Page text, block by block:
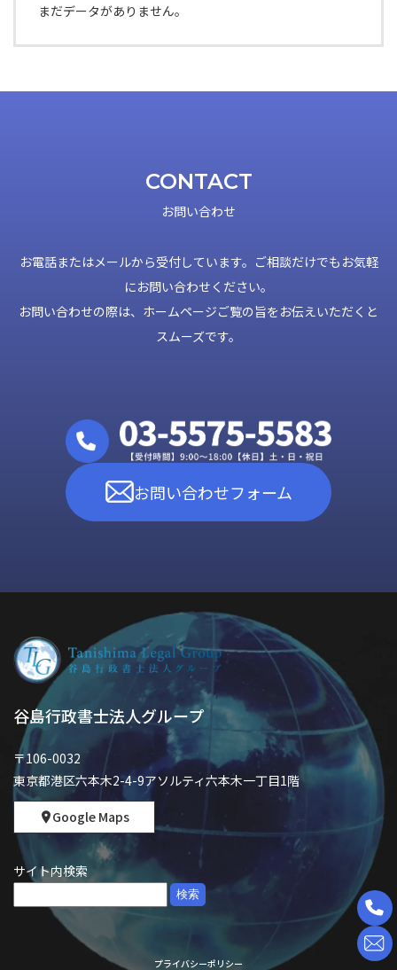
まだデータがありません。
CONTACT
お問い合わせ
お電話またはメールから受付しています。ご相談だけでもお気軽
にお問い合わせください。
お問い合わせの際は、ホームページご覧の旨をお伝えいただくと
スムーズです。
お問い合わせフォーム
谷島行政書士法人グループ
〒106-0032
東京都港区六本木2-4-9アソルティ六本木一丁目1階
Google Maps
サイト内検索
プライバシーポリシー